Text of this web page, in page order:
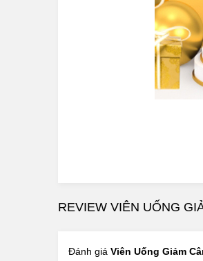
1.Viên Uống Giảm
việc đào thải các chất độc
Tác dụng có thể nhận thấy
REVIEW VIÊN UỐNG
Đánh giá Viên Uống Giảm